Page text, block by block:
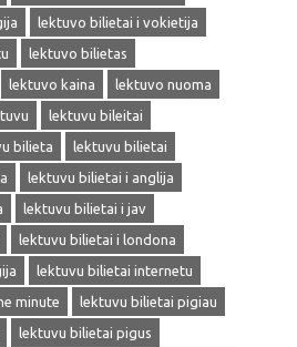
lektuvo bilietai i vokietija
lektuvo bilietas
lektuvo kaina
lektuvo nuoma
lektuvu bileitai
bilieta
lektuvu bilietai
lektuvu bilietai i anglija
lektuvu bilietai i jav
lektuvu bilietai i londona
lektuvu bilietai internetu
minute
lektuvu bilietai pigiau
lektuvu bilietai pigus